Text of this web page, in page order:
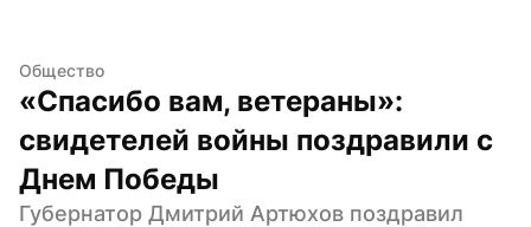
Общество
«Спасибо вам, ветераны»:
свидетелей войны поздравили с
Днем Победы
Губернатор Дмитрий Артюхов поздравил